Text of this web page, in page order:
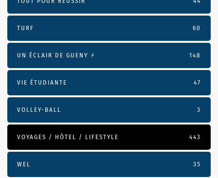
TURF 60
UN ÉCLAIR DE GUENY ⚡️ 148
VIE ÉTUDIANTE 47
VOLLEY-BALL 3
VOYAGES / HÔTEL / LIFESTYLE 443
WEL 35